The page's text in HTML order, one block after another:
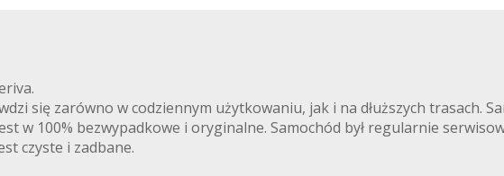
się zarówno w codziennym użytkowaniu, jak i na dłuższych trasach.
w 100% bezwypadkowe i oryginalne. Samochód był regularnie
czyste i zadbane.